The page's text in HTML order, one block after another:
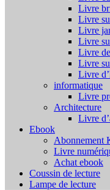
Livre
Livre
Livre
Livre
Livre
Livre
Livre
informatique
Livre
Architecture
Livre
Ebook
Abonnement
Livre
Achat ebook
Coussin de lecture
Lampe de lecture